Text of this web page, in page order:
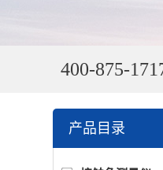
400-875-
产品目录